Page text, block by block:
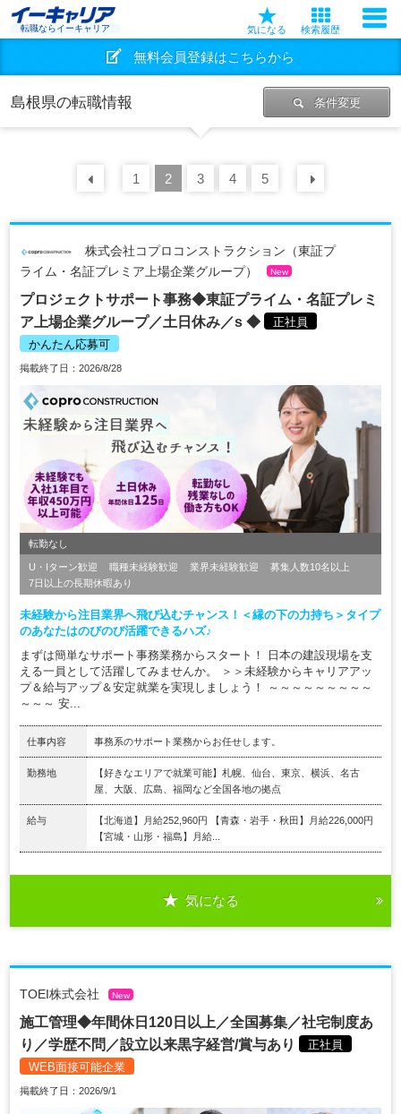
転職ならイーキャリア 気になる 検索履歴
無料会員登録はこちらから
島根県の転職情報 条件変更
前の 30
1 2 3 4 5
株式会社コプロコンストラクション（東証プ
ライム・名証プレミア上場企業グループ）
New
プロジェクトサポート事務◆東証プライム・名証プレミ
ア上場企業グループ／土日休み／s ◆
正社員
かんたん応募可
掲載終了日：2026/8/28
転勤なし
U・Iターン歓迎 職種未経験歓迎 業界未経験歓迎
募集人数10名以上
7日以上の長期休暇あり
未経験から注目業界へ飛び込むチャンス！＜縁の下の力持ち＞タイプ
のあなたはのびのび活躍できるハズ♪
まずは簡単なサポート事務業務からスタート！ 日本の建設現場を支
える一員として活躍してみませんか。 ＞＞未経験からキャリアアッ
プ＆給与アップ＆安定就業を実現しましょう！ ～～～～～～～～～
～～～ 安...
仕事内容 事務系のサポート業務からお任せします。
勤務地
【好きなエリアで就業可能】札幌、仙台、東京、横浜、名古
屋、大阪、広島、福岡など全国各地の拠点
給与
【北海道】月給252,960円 【青森・岩手・秋田】月給226,000円
【宮城・山形・福島】月給...
気になる
TOEI株式会社 New
施工管理◆年間休日120日以上／全国募集／社宅制度あ
り／学歴不問／設立以来黒字経営/賞与あり
正社員
WEB面接可能企業
掲載終了日：2026/9/1